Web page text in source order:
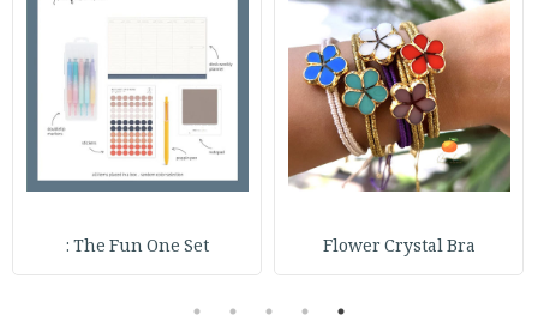
Flower Crystal Bra
The Fun One Set :
1
2
3
4
5